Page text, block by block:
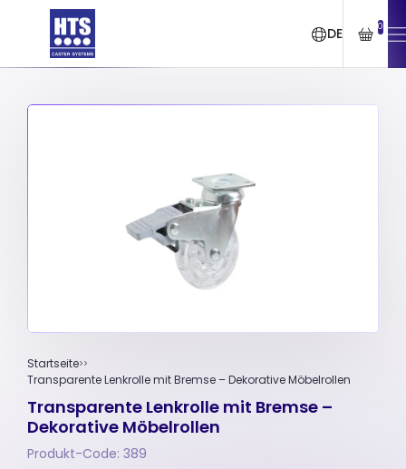
DE 0
Startseite
Transparente Lenkrolle mit Bremse – Dekorative Möbelrollen
Transparente Lenkrolle mit Bremse –
Dekorative Möbelrollen
Produkt-Code: 389